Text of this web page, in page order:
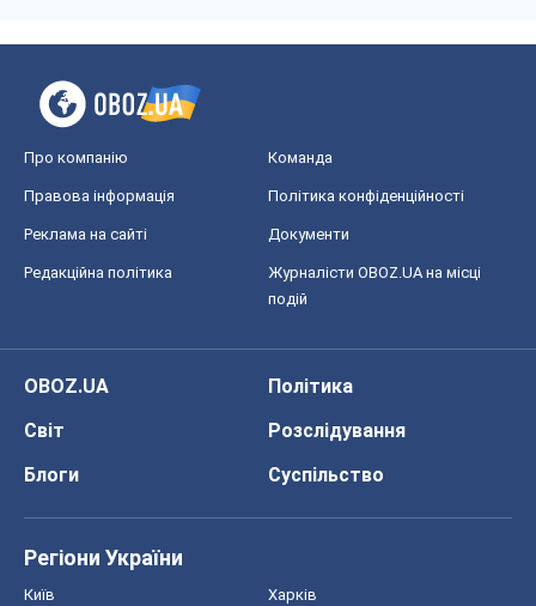
Про компанію Команда
Правова інформація Політика конфіденційності
Реклама на сайті Документи
Редакційна політика
Журналісти OBOZ.UA на місці
подій
OBOZ.UA
Політика
Світ
Розслідування
Блоги
Суспільство
Регіони України
Київ Харків